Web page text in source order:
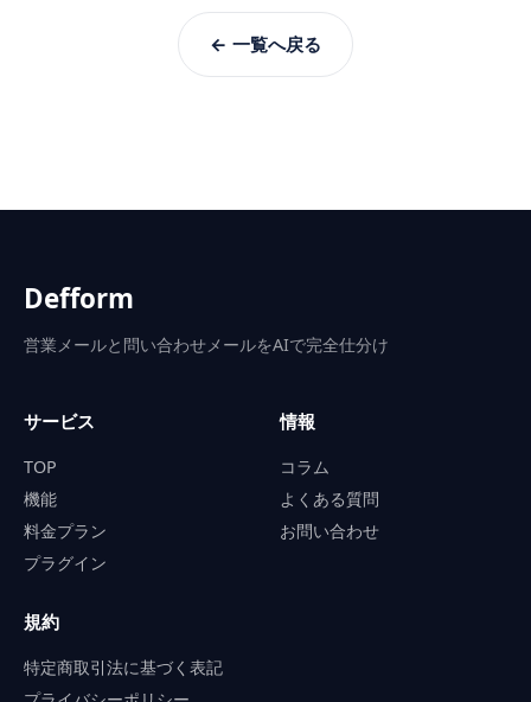
← 一覧へ戻る
Defform
営業メールと問い合わせメールをAIで完全仕分け
サービス
TOP
機能
料金プラン
プラグイン
情報
コラム
よくある質問
お問い合わせ
規約
特定商取引法に基づく表記